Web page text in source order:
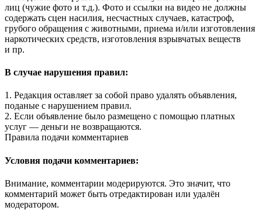
лиц (чужие фото и т.д.). Фото и ссылки на видео не должны
содержать сцен насилия, несчастных случаев, катастроф,
грубого обращения с животными, приема и/или изготовления
наркотических средств, изготовления взрывчатых веществ
и пр.
В случае нарушения правил:
1. Редакция оставляет за собой право удалять объявления,
поданые с нарушением правил.
2. Если объявление было размещено с помощью платных
услуг — деньги не возвращаются.
Правила подачи комментариев
Условия подачи комментариев:
Внимание, комментарии модерируются. Это значит, что
комментарий может быть отредактирован или удалён
модератором.